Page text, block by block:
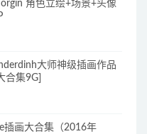
角色立绘+场景+头像
大师神级插画作品
合集9G]
插画大合集（2016年